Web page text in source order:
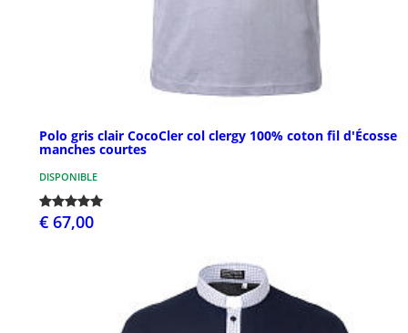
Polo gris clair CocoCler col clergy 100% coton fil d'Écosse
manches courtes
DISPONIBLE
€ 67,00